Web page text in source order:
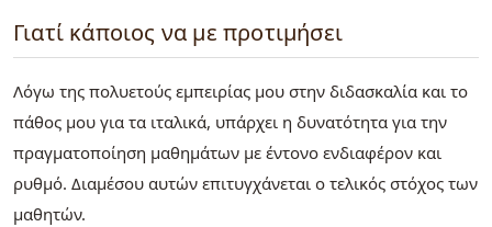
Γιατί κάποιος να με προτιμήσει
Λόγω της πολυετούς εμπειρίας μου στην διδασκαλία και το
πάθος μου για τα ιταλικά, υπάρχει η δυνατότητα για την
πραγματοποίηση μαθημάτων με έντονο ενδιαφέρον και
ρυθμό. Διαμέσου αυτών επιτυγχάνεται ο τελικός στόχος των
μαθητών.